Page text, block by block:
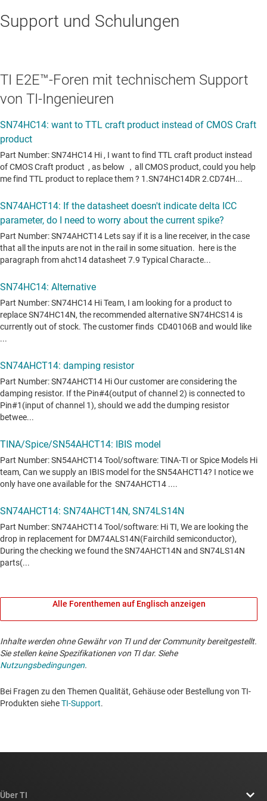
Support und Schulungen
TI E2E™-Foren mit technischem Support
von TI-Ingenieuren
Alle Forenthemen auf Englisch anzeigen
Inhalte werden ohne Gewähr von TI und der Community bereitgestellt.
Sie stellen keine Spezifikationen von TI dar. Siehe
Nutzungsbedingungen.
Bei Fragen zu den Themen Qualität, Gehäuse oder Bestellung von TI-
Produkten sieheTI-Support. ​​​​​​​​​​​​​​
Über TI